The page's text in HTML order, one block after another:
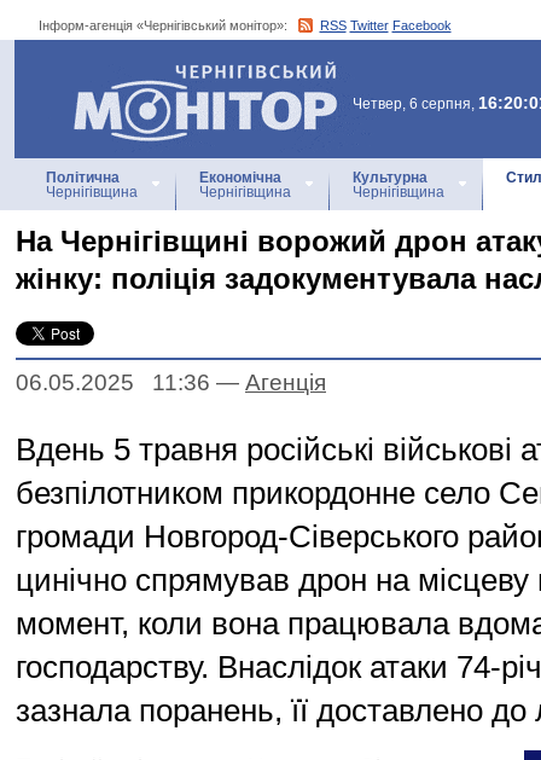
Інформ-агенція «Чернігівський монітор»: RSS Twitter Facebook
Інформ-агенція
«Чернігівський монітор»
Четвер, 6 серпня,
Політична
Чернігівщина
Економічна
Чернігівщина
Культурна
Чернігівщина
На Чернігівщині ворожий дрон
жінку: поліція задокументувала
06.05.2025 11:36 — Агенцiя
Вдень 5 травня російські військові
безпілотником прикордонне село
громади Новгород-Сіверського
цинічно спрямував дрон на
момент, коли вона працювала
господарству. Внаслідок атаки 74-
зазнала поранень, її доставлено до